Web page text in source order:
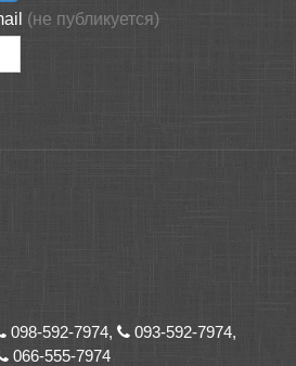
(не публикуется)
098-592-7974,
093-592-7974,
066-555-7974